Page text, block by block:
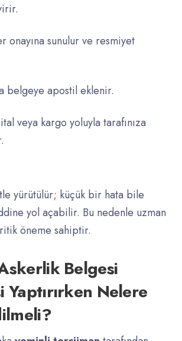
onayına sunulur ve resmiyet
belgeye apostil eklenir.
veya kargo yoluyla tarafınıza
yürütülür; küçük bir hata bile
yol açabilir. Bu nedenle uzman
öneme sahiptir.
Belgesi
Yaptırırken Nelere